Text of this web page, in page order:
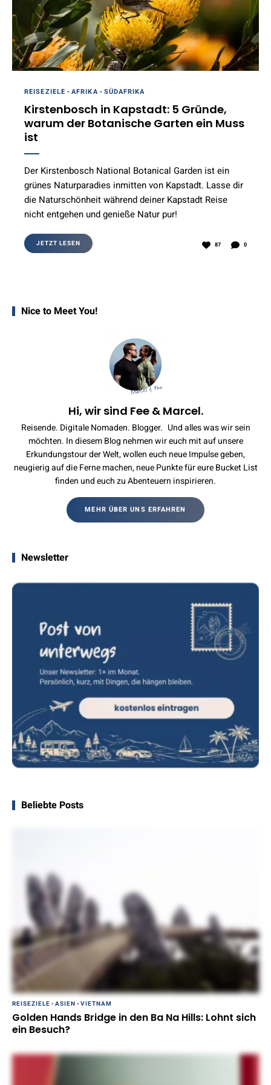
REISEZIELE -AFRIKA-SÜDAFRIKA
Kirstenbosch in Kapstadt: 5 Gründe,
warum der Botanische Garten ein Muss
ist
Der Kirstenbosch National Botanical Garden ist ein
grünes Naturparadies inmitten von Kapstadt. Lasse dir
die Naturschönheit während deiner Kapstadt Reise
nicht entgehen und genieße Natur pur!
JETZT LESEN 87 0
Nice to Meet You!
Hi, wir sind Fee & Marcel.
Reisende. Digitale Nomaden. Blogger. Und alles was wir sein
möchten. In diesem Blog nehmen wir euch mit auf unsere
Erkundungstour der Welt, wollen euch neue Impulse geben,
neugierig auf die Ferne machen, neue Punkte für eure Bucket List
finden und euch zu Abenteuern inspirieren.
MEHR ÜBER UNS ERFAHREN
Newsletter
Beliebte Posts
REISEZIELE - ASIEN - VIETNAM
Golden Hands Bridge in den Ba Na Hills: Lohnt sich
ein Besuch?